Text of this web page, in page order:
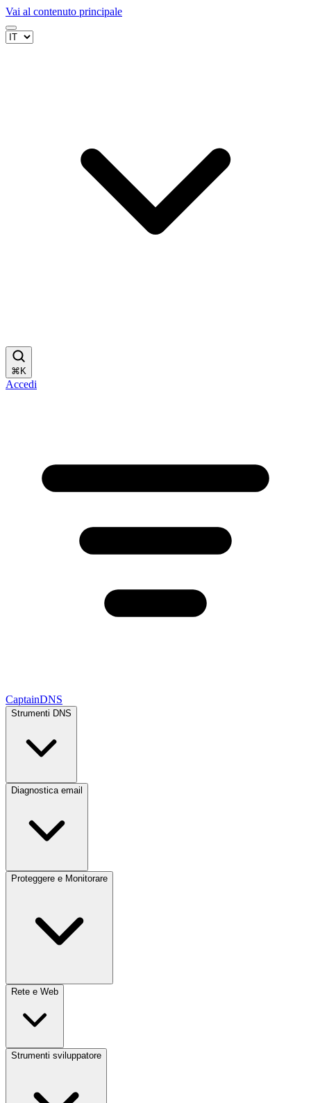
Vai al contenuto principale
⌘ K
Accedi
CaptainDNS
Strumenti DNS
Diagnostica email
Proteggere e Monitorare
Rete e Web
Strumenti sviluppatore